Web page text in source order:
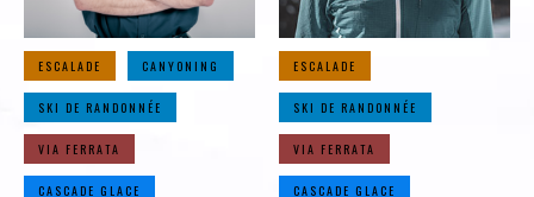
ESCALADE CANYONING
SKI DE RANDONNÉE
VIA FERRATA
CASCADE GLACE
ESCALADE
SKI DE RANDONNÉE
VIA FERRATA
CASCADE GLACE